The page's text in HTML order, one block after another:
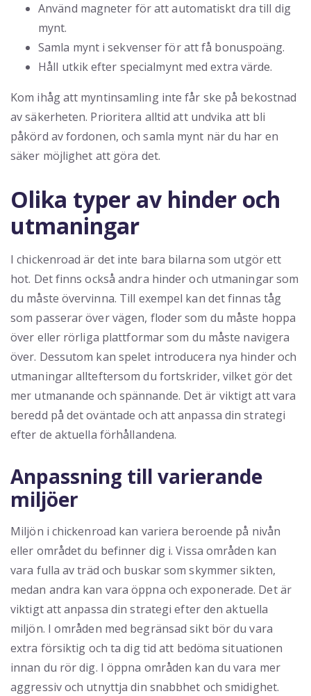
Använd magneter för att automatiskt dra till dig
mynt.
Samla mynt i sekvenser för att få bonuspoäng.
Håll utkik efter specialmynt med extra värde.
Kom ihåg att myntinsamling inte får ske på bekostnad
av säkerheten. Prioritera alltid att undvika att bli
påkörd av fordonen, och samla mynt när du har en
säker möjlighet att göra det.
Olika typer av hinder och
utmaningar
I chickenroad är det inte bara bilarna som utgör ett
hot. Det finns också andra hinder och utmaningar som
du måste övervinna. Till exempel kan det finnas tåg
som passerar över vägen, floder som du måste hoppa
över eller rörliga plattformar som du måste navigera
över. Dessutom kan spelet introducera nya hinder och
utmaningar allteftersom du fortskrider, vilket gör det
mer utmanande och spännande. Det är viktigt att vara
beredd på det oväntade och att anpassa din strategi
efter de aktuella förhållandena.
Anpassning till varierande
miljöer
Miljön i chickenroad kan variera beroende på nivån
eller området du befinner dig i. Vissa områden kan
vara fulla av träd och buskar som skymmer sikten,
medan andra kan vara öppna och exponerade. Det är
viktigt att anpassa din strategi efter den aktuella
miljön. I områden med begränsad sikt bör du vara
extra försiktig och ta dig tid att bedöma situationen
innan du rör dig. I öppna områden kan du vara mer
aggressiv och utnyttja din snabbhet och smidighet.